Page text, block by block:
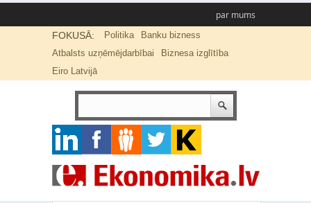
par mums
FOKUSĀ: Politika
Banku bizness
Atbalsts uzņēmējdarbībai
Biznesa izglītība
Eiro Latvijā